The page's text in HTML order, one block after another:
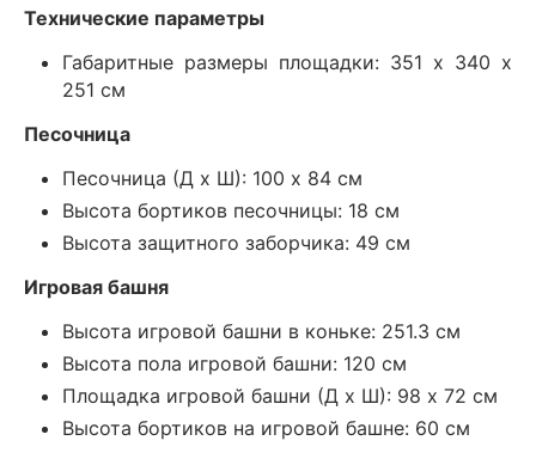
Технические параметры
Габаритные размеры площадки: 351 х 340 х
251 см
Песочница
Песочница (Д х Ш): 100 х 84 см
Высота бортиков песочницы: 18 см
Высота защитного заборчика: 49 см
Игровая башня
Высота игровой башни в коньке: 251.3 см
Высота пола игровой башни: 120 см
Площадка игровой башни (Д х Ш): 98 х 72 см
Высота бортиков на игровой башне: 60 см